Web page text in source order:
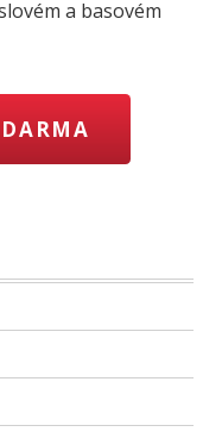
a basovém